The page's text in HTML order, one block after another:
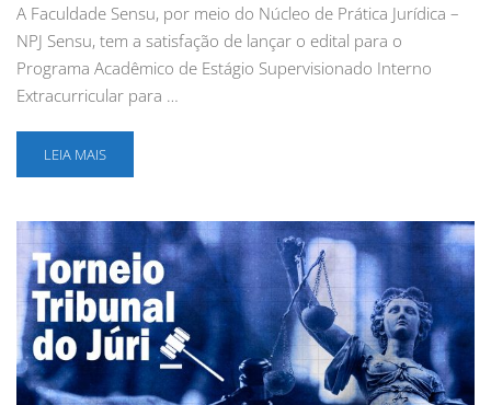
A Faculdade Sensu, por meio do Núcleo de Prática Jurídica –
NPJ Sensu, tem a satisfação de lançar o edital para o
Programa Acadêmico de Estágio Supervisionado Interno
Extracurricular para …
LEIA MAIS